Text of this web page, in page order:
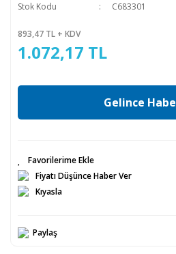
Stok Kodu
C683301
893,47 TL + KDV
1.072,17 TL
Gelince
Fiyatı Düşünce Haber Ver
Kıyasla
Paylaş